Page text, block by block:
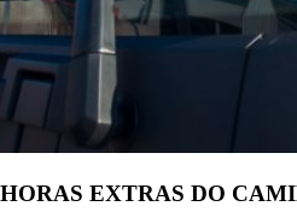
HORAS EXTRAS DO